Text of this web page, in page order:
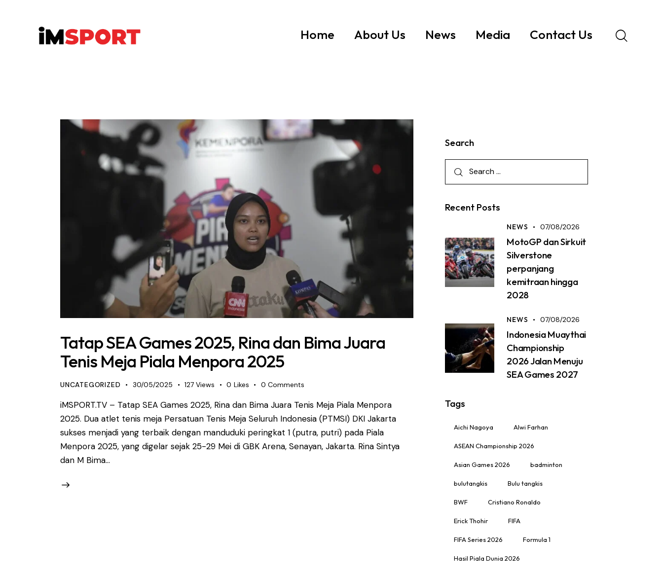
Home About Us News Media Contact Us
Tatap SEA Games 2025, Rina dan Bima Juara
Tenis Meja Piala Menpora 2025
UNCATEGORIZED 30/05/2025 127 Views 0 Likes 0 Comments
iMSPORT.TV – Tatap SEA Games 2025, Rina dan Bima Juara Tenis Meja Piala Menpora
2025. Dua atlet tenis meja Persatuan Tenis Meja Seluruh Indonesia (PTMSI) DKI Jakarta
sukses menjadi yang terbaik dengan manduduki peringkat 1 (putra, putri) pada Piala
Menpora 2025, yang digelar sejak 25-29 Mei di GBK Arena, Senayan, Jakarta. Rina Sintya
dan M Bima…
Search
Recent Posts
NEWS 07/08/2026
MotoGP dan Sirkuit
Silverstone
perpanjang
kemitraan hingga
2028
NEWS 07/08/2026
Indonesia Muaythai
Championship
2026 Jalan Menuju
SEA Games 2027
Tags
Aichi Nagoya Alwi Farhan
ASEAN Championship 2026
Asian Games 2026 badminton
bulutangkis Bulu tangkis
BWF Cristiano Ronaldo
Erick Thohir FIFA
FIFA Series 2026 Formula 1
Hasil Piala Dunia 2026